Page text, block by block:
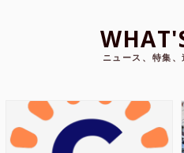
ニュース、特集